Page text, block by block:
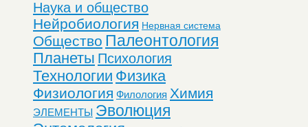
Наука и общество
Нейробиология Нервная система
Общество Палеонтология
Планеты Психология
Технологии Физика
Физиология Филология Химия
ЭЛЕМЕНТЫ Эволюция